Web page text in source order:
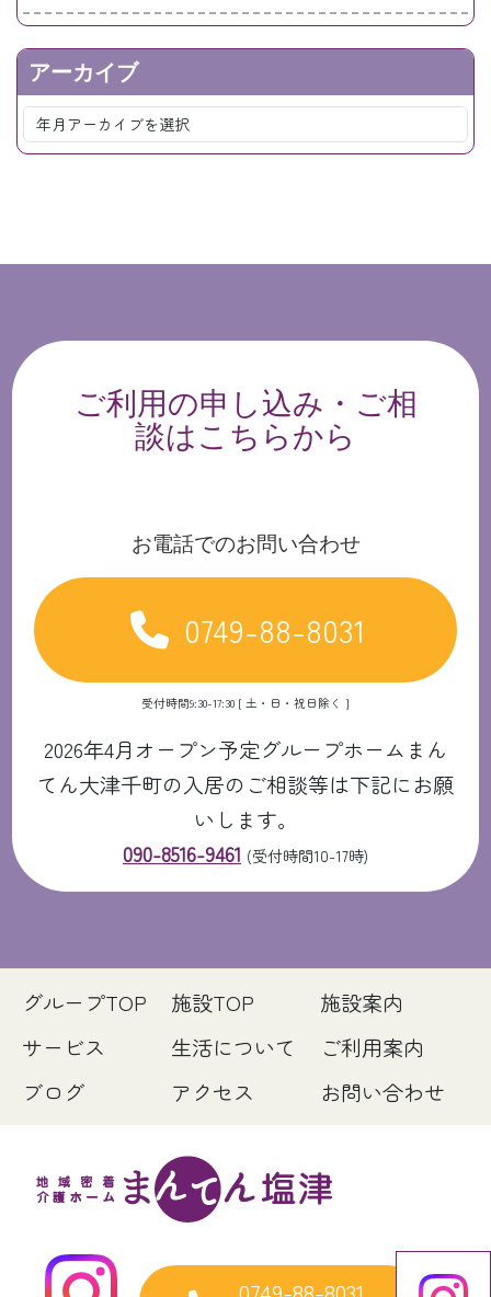
アーカイブ
ご利用の申し込み・ご相
談はこちらから
お電話でのお問い合わせ
0749-88-8031
受付時間9:30-17:30 [ 土・日・祝日除く ]
2026年4月オープン予定グループホームまん
てん大津千町の入居のご相談等は下記にお願
いします。
090-8516-9461 (受付時間10-17時)
グループTOP 施設TOP
施設案内
サービス
生活について
ご利用案内
ブログ
アクセス お問い合わせ